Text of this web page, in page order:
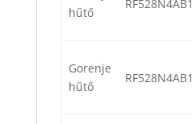
hűtő
RF528N4AB1
Gorenje
hűtő
RF528N4AB1